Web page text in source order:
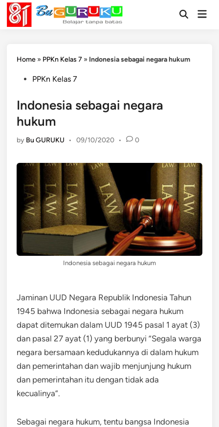
Skip
content
OpenMain
Home » PPKn Kelas 7 » Indonesia sebagai negara hukum
PostedPPKn Kelas 7
Indonesia sebagai negara
hukum
by Bu GURUKU • 09/10/2020 • 0
Indonesia sebagai negara hukum
Jaminan UUD Negara Republik Indonesia Tahun
1945 bahwa Indonesia sebagai negara hukum
dapat ditemukan dalam UUD 1945 pasal 1 ayat (3)
dan pasal 27 ayat (1) yang berbunyi ”Segala warga
negara bersamaan kedudukannya di dalam hukum
dan pemerintahan dan wajib menjunjung hukum
dan pemerintahan itu dengan tidak ada
kecualinya”.
Sebagai negara hukum, tentu bangsa Indonesia